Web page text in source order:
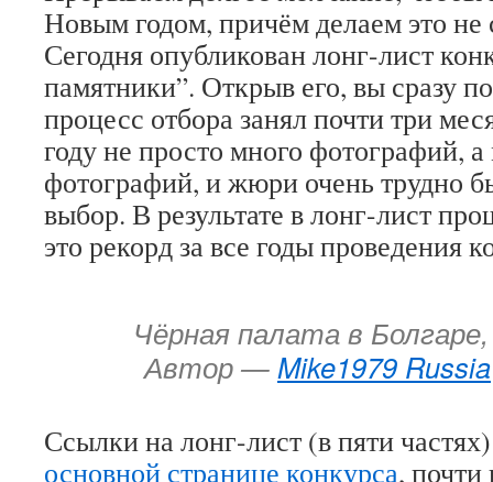
Новым годом, причём делаем это
Сегодня опубликован лонг-лист
памятники”. Открыв его, вы сразу
процесс отбора занял почти три
году не просто много фотографий,
фотографий, и жюри очень трудно
выбор. В результате в лонг-лист
это рекорд за все годы проведения
Чёрная палата в
Автор — Mike1979 Russia
Ссылки на лонг-лист (в пяти
основной странице конкурса, почти